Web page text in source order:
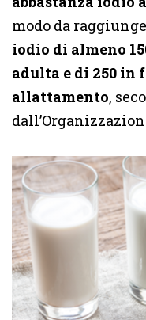
modo da
iodio di almeno
adulta e di 250 in
allattamento,